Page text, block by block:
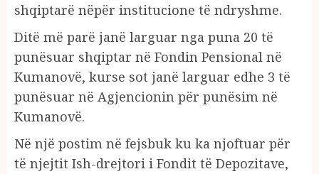
shqiptarë nëpër institucione të ndryshme.
Ditë më parë janë larguar nga puna 20 të
punësuar shqiptar në Fondin Pensional në
Kumanovë, kurse sot janë larguar edhe 3 të
punësuar në Agjencionin për punësim në
Kumanovë.
Në një postim në fejsbuk ku ka njoftuar për
të njejtit Ish-drejtori i Fondit të Depozitave,